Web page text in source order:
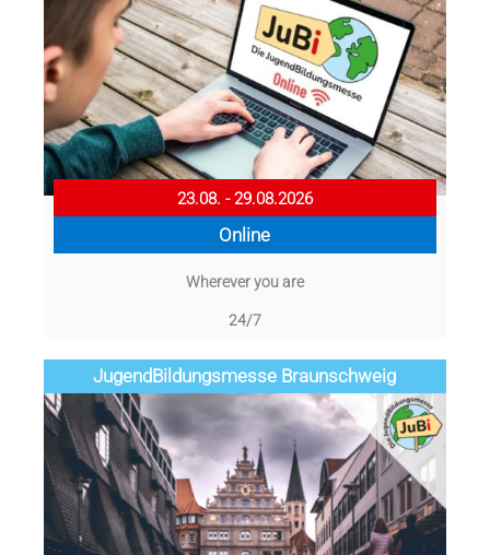
23.08. - 29.08.2026
Online
Wherever you are
24/7
Jugend­­­­­Bildungsmess­e Braunschweig